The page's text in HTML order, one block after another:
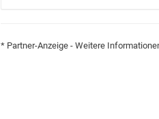
* Partner-Anzeige - Weitere